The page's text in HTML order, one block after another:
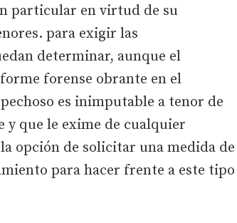
particular en virtud de su
para exigir las
determinar, aunque el
forense obrante en el
es inimputable a tenor de
y que le exime de cualquier
opción de solicitar una medida de
para hacer frente a este tipo